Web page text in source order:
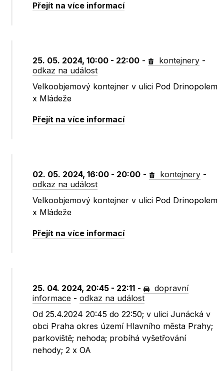
Přejít na více informací
25. 05. 2024, 10:00 - 22:00 - kontejnery -
odkaz na událost
Velkoobjemový kontejner v ulici Pod Drinopolem
x Mládeže
Přejít na více informací
02. 05. 2024, 16:00 - 20:00 - kontejnery -
odkaz na událost
Velkoobjemový kontejner v ulici Pod Drinopolem
x Mládeže
Přejít na více informací
25. 04. 2024, 20:45 - 22:11 -
dopravní
informace -odkaz na událost
Od 25.4.2024 20:45 do 22:50; v ulici Junácká v
obci Praha okres území Hlavního města Prahy;
parkoviště; nehoda; probíhá vyšetřování
nehody; 2 x OA